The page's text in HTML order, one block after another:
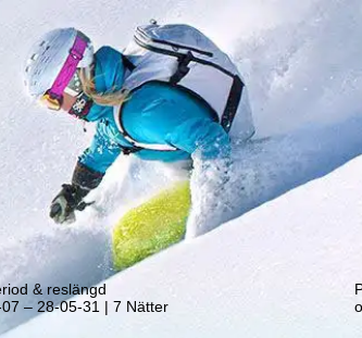
erbjudande!
& reslängd
– 28-05-31 | 7 Nätter